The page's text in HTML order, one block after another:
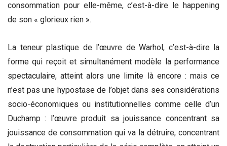
consommation pour elle-même, c’est-à-dire le happening
de son « glorieux rien ».
La teneur plastique de l’œuvre de Warhol, c’est-à-dire la
forme qui reçoit et simultanément modèle la performance
spectaculaire, atteint alors une limite là encore : mais ce
n’est pas une hypostase de l’objet dans ses considérations
socio-économiques ou institutionnelles comme celle d’un
Duchamp : l’œuvre produit sa jouissance concentrant sa
jouissance de consommation qui va la détruire, concentrant